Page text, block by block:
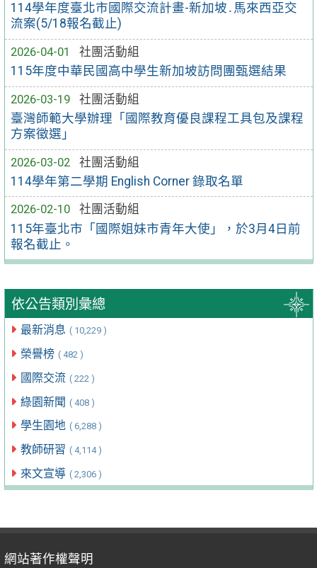
114學年度臺北市國際交流計畫-新加坡․馬來西亞交
流案(5/18報名截止)
2026-04-01
社團活動組
115年度中華民國高中學生新加坡訪問團甄選結果
2026-03-19
社團活動組
臺灣師範大學辦理「國際教育優良課程工具包及課程
方案徵選」
2026-03-02
社團活動組
114學年第二學期 English Corner 錄取名單
2026-02-10
社團活動組
115年臺北市「國際姐妹市青年大使」，於3月4日前
報名截止。
依公告類別彙總
最新消息 ( 10,229 )
榮譽榜 ( 482 )
國際交流 ( 222 )
綠園新聞 ( 408 )
學生園地 ( 6,288 )
教師研習 ( 4,114 )
來文宣導 ( 2,306 )
網站著作權聲明